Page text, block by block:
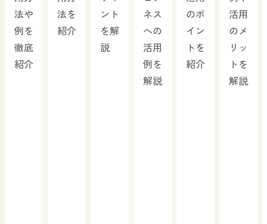
法や
例を
徹底
紹介
法を
紹介
ント
を解
説
ネス
への
活用
例を
解説
のポ
イン
トを
紹介
活用
のメ
リッ
トを
解説